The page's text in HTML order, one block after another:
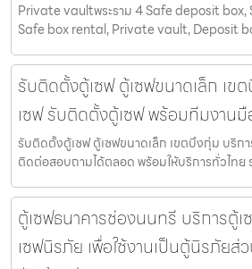
Private vaultพระราม 4 Safe deposit
Safe box rental, Private vault, Deposit
รับติดตั้งตู้เซฟ ตู้เซฟขนาดเล็ก เข
เซฟ รับติดตั้งตู้เซฟ พร้อมทีมงาน
รับติดตั้งตู้เซฟ ตู้เซฟขนาดเล็ก เขตบึงกุ่ม บริก
ติดต่อสอบถามได้ตลอด พร้อมให้บริการทั่วไทย
ตู้เซฟธนาคารช่องนนทรี บริการตู้เ
เซฟนิรภัย เพื่อใช้งานเป็นตู้นิรภัยส่